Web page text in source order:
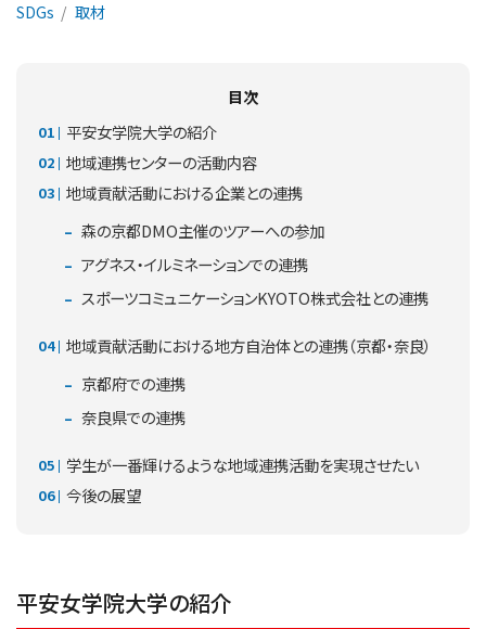
SDGs 取材
目次
平安女学院大学の紹介
地域連携センターの活動内容
地域貢献活動における企業との連携
森の京都DMO主催のツアーへの参加
アグネス・イルミネーションでの連携
スポーツコミュニケーションKYOTO株式会社との連携
地域貢献活動における地方自治体との連携（京都・奈良）
京都府での連携
奈良県での連携
学生が一番輝けるような地域連携活動を実現させたい
今後の展望
平安女学院大学の紹介